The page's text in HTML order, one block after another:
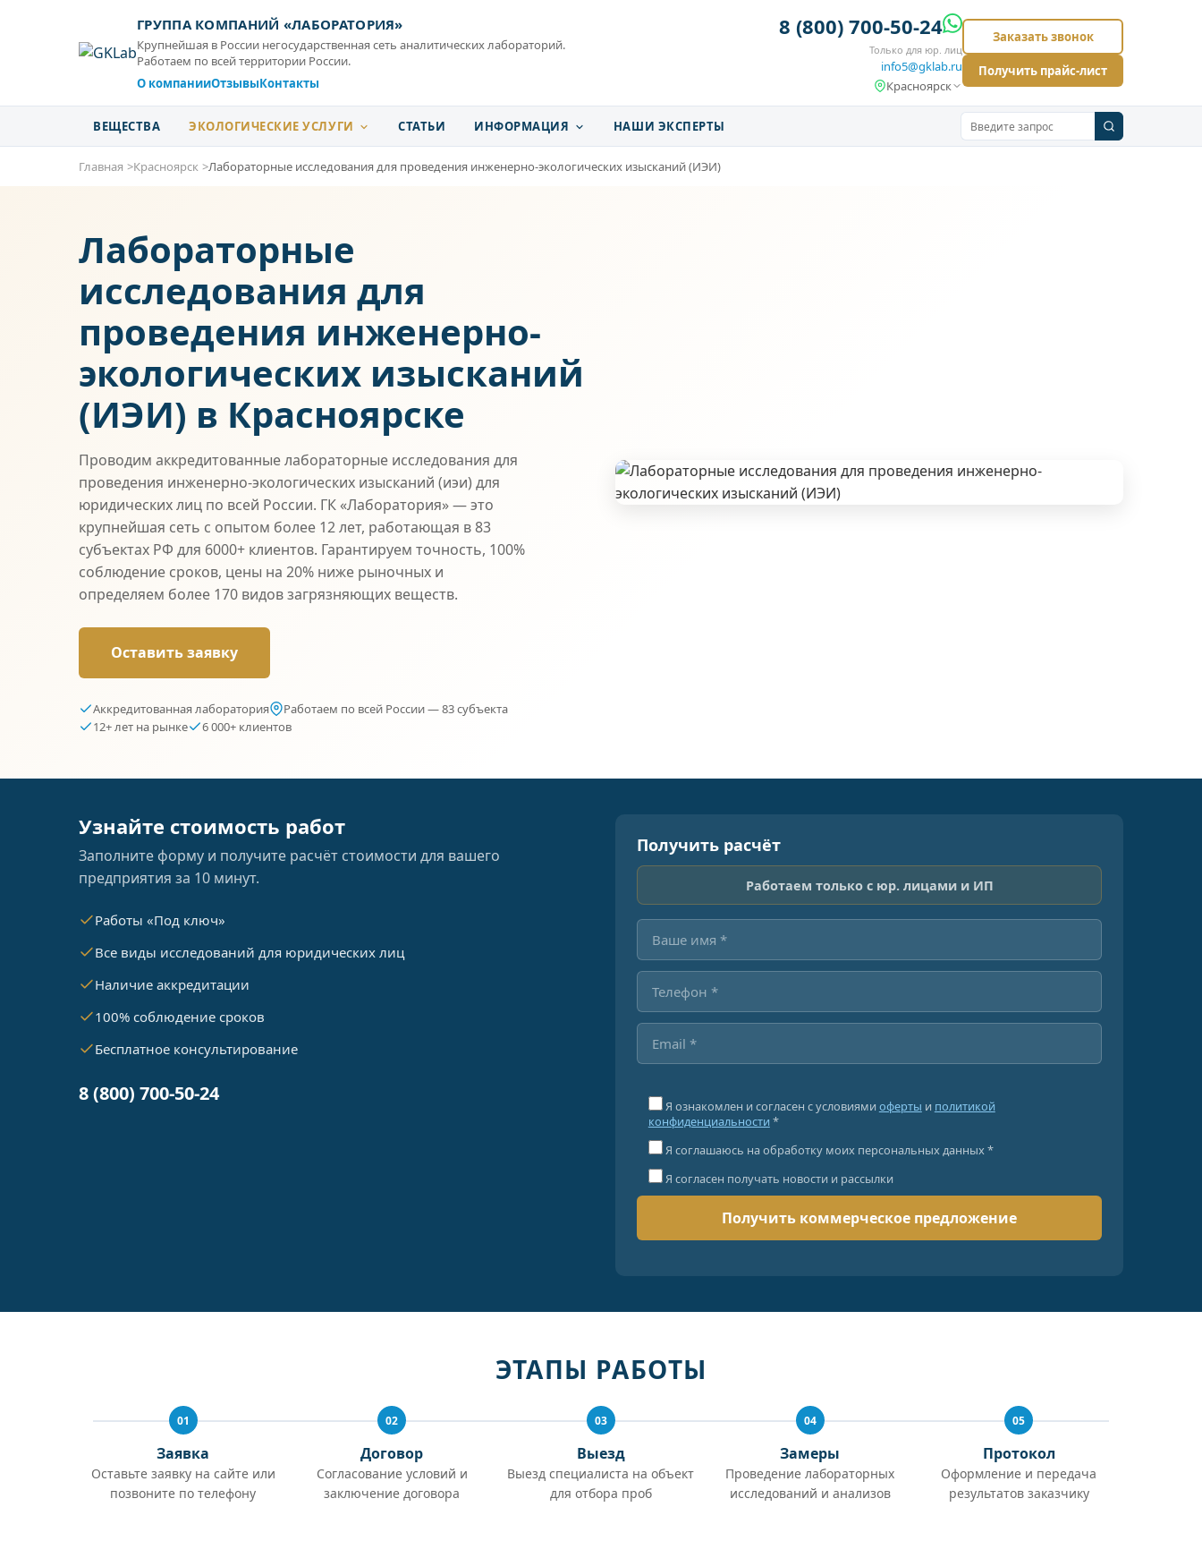
ГРУППА КОМПАНИЙ «ЛАБОРАТОРИЯ»
Крупнейшая в России негосударственная сеть аналитических лабораторий.
Работаем по всей территории России.
О компанииОтзывыКонтакты
8 (800) 700-50-24
Только для юр. лиц
info5@gklab.ru
Красноярск
Заказать звонок
Получить прайс-лист
ВЕЩЕСТВА ЭКОЛОГИЧЕСКИЕ УСЛУГИ СТАТЬИ ИНФОРМАЦИЯ НАШИ ЭКСПЕРТЫ
Главная Красноярск Лабораторные исследования для проведения инженерно-экологических изысканий (ИЭИ)
Лабораторные
исследования для
проведения инженерно-
экологических изысканий
(ИЭИ) в Красноярске
Проводим аккредитованные лабораторные исследования для
проведения инженерно-экологических изысканий (иэи) для
юридических лиц по всей России. ГК «Лаборатория» — это
крупнейшая сеть с опытом более 12 лет, работающая в 83
субъектах РФ для 6000+ клиентов. Гарантируем точность, 100%
соблюдение сроков, цены на 20% ниже рыночных и
определяем более 170 видов загрязняющих веществ.
Оставить заявку
Аккредитованная лаборатория
Работаем по всей России — 83 субъекта
12+ лет на рынке
6 000+ клиентов
Узнайте стоимость работ
Заполните форму и получите расчёт стоимости для вашего
предприятия за 10 минут.
Работы «Под ключ»
Все виды исследований для юридических лиц
Наличие аккредитации
100% соблюдение сроков
Бесплатное консультирование
8 (800) 700-50-24
Получить расчёт
Работаем только с юр. лицами и ИП
Я ознакомлен и согласен с условиями оферты и политикой
конфиденциальности *
Я соглашаюсь на обработку моих персональных данных *
Я согласен получать новости и рассылки
ЭТАПЫ РАБОТЫ
01
Заявка
Оставьте заявку на сайте или
позвоните по телефону
02
Договор
Согласование условий и
заключение договора
03
Выезд
Выезд специалиста на объект
для отбора проб
04
Замеры
Проведение лабораторных
исследований и анализов
05
Протокол
Оформление и передача
результатов заказчику